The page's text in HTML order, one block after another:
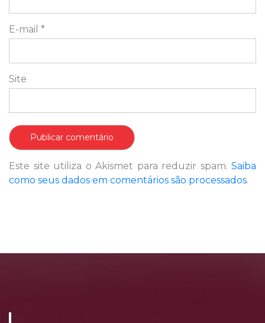
E-mail *
Site
Este site utiliza o Akismet para reduzir spam. Saiba
como seus dados em comentários são processados.